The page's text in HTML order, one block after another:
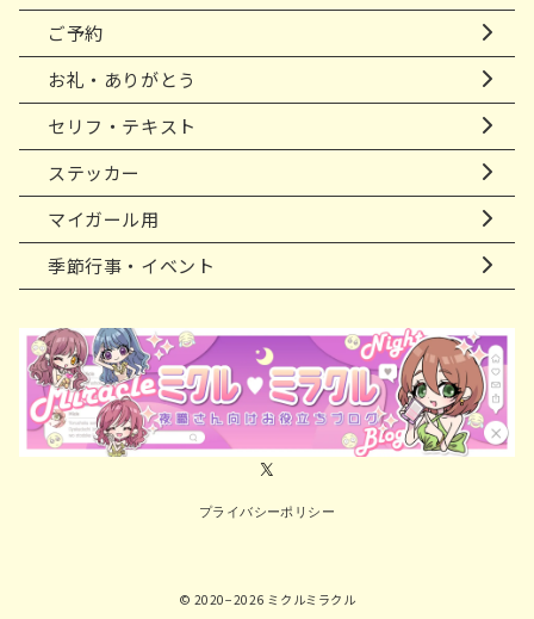
ご予約
お礼・ありがとう
セリフ・テキスト
ステッカー
マイガール用
季節行事・イベント
プライバシーポリシー
© 2020−2026 ミクルミラクル